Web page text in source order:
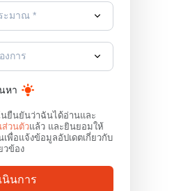
ะมาณ *
งการ
หา
ยืนยันว่าฉันได้อ่านและ
ส่วนตัวแล้ว และยินยอมให้
พื่อแจ้งข้อมูลอัปเดตเกี่ยวกับ
วข้อง
นินการ